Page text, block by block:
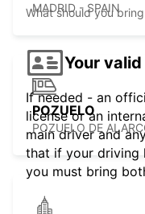
MADRID - SPAIN
POZUELO
POZUELO DE
What should you
Your
If needed - an
license or an
main driver and
that if your driving
you must bring